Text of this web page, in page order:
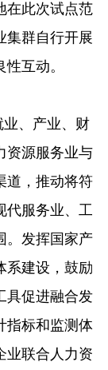
在此次试点范
集群自行开展
互动。
业、产业、财
资源服务业与
道，推动将符
代服务业、工
。发挥国家产
系建设，鼓励
具促进融合发
指标和监测体
业联合人力资